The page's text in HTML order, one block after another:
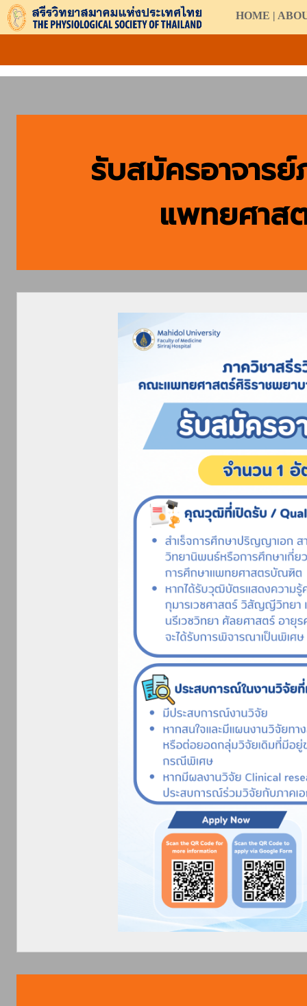
HOME |
รับสมัครอาจาร
แพทยศาส